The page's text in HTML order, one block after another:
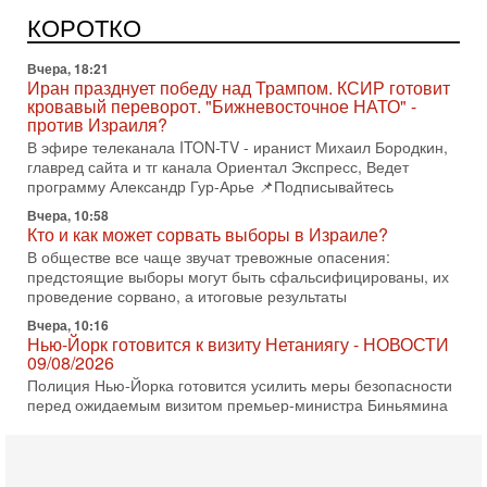
КОРОТКО
безопасности заявил, что Израиль готов самостоятельно
продолжить противостояние с Ираном, если США
Вчера, 18:21
Иран празднует победу над Трампом. КСИР готовит
кровавый переворот. "Бижневосточное НАТО" -
против Израиля?
В эфире телеканала ITON-TV - иранист Михаил Бородкин,
главред сайта и тг канала Ориентал Экспресс, Ведет
программу Александр Гур-Арье 📌Подписывайтесь
Вчера, 10:58
Кто и как может сорвать выборы в Израиле?
В обществе все чаще звучат тревожные опасения:
предстоящие выборы могут быть сфальсифицированы, их
проведение сорвано, а итоговые результаты
Вчера, 10:16
Нью-Йорк готовится к визиту Нетаниягу - НОВОСТИ
09/08/2026
Полиция Нью-Йорка готовится усилить меры безопасности
перед ожидаемым визитом премьер-министра Биньямина